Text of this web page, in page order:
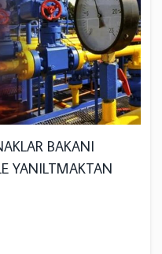
BAKANI
YANILTMAKTAN